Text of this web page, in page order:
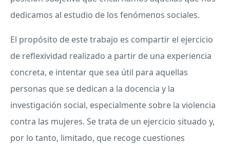
dedicamos al estudio de los fenómenos sociales.
El propósito de este trabajo es compartir el ejercicio
de reflexividad realizado a partir de una experiencia
concreta, e intentar que sea útil para aquellas
personas que se dedican a la docencia y la
investigación social, especialmente sobre la violencia
contra las mujeres. Se trata de un ejercicio situado y,
por lo tanto, limitado, que recoge cuestiones